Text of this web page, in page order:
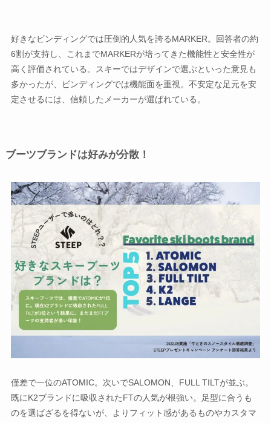
好きなビンディングでは圧倒的人気を誇るMARKER。回答者の約
6割が支持し、これまでMARKERが培ってきた機能性と安全性が
高く評価されている。スキーではデザインで選ぶといった意見も
多かったが、ビンディングでは機能面を重視。不安定な足元を安
定させるには、信頼したメーカーが選ばれている。
ブーツブランドは好みが分散！
僅差で一位のATOMIC。次いでSALOMON、FULL TILTが並ぶ。
既にK2ブランドに吸収されたFTの人気が根強い。足型に合うも
のを選ばざるを得ないが、よりフィット感があるものやカスタマ